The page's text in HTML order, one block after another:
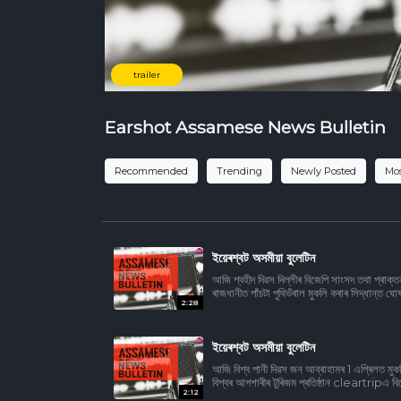
trailer
Earshot Assamese News Bulletin
Recommended Trending Newly Posted
2:28
ইয়েৰশ্বট অসমীয়া বুলেটিন
আজি শ্বহীদ দিৱস দিল্লীৰ বিজেপি সাংসদ তথা
ৰাজধানীত পাঁচটা পুথিভঁৰাল মুকলি কৰাৰ সিদ্ধান্ত
2:12
ইয়েৰশ্বট অসমীয়া বুলেটিন
আজি বিশ্ব পানী দিৱস জন আব্ৰাহামৰ 1 এপ্ৰিলত
বিশ্বৰ আগশাৰীৰ টুৰিজম প্ৰতিষ্ঠান cleartripএ